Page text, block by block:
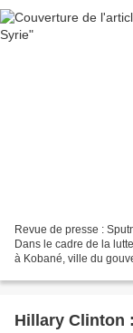
Revue de presse :
Dans le cadre de la
à Kobané, ville du
Hillary Clinton